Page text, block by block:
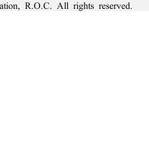
R.O.C. All rights reserved.